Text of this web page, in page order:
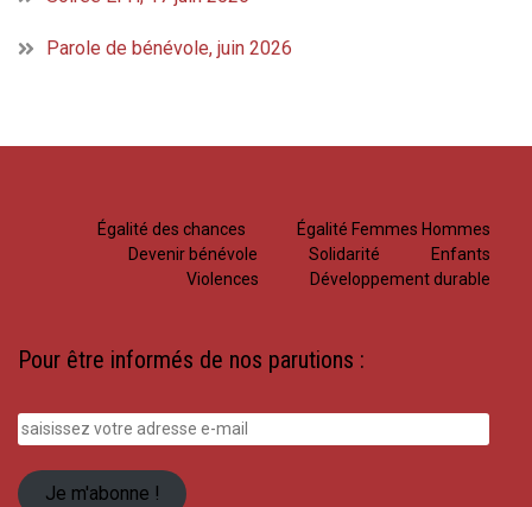
Parole de bénévole, juin 2026
Égalité des chances
Égalité Femmes Hommes
Devenir bénévole
Solidarité
Enfants
Violences
Développement durable
Pour être informés de nos parutions :
saisissez
votre
adresse
e-
Je m'abonne !